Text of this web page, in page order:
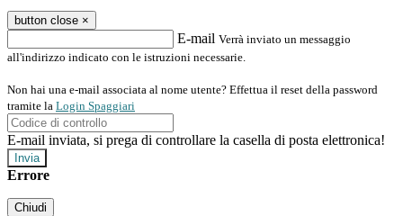
button close ×
E-mail Verrà inviato un messaggio
all'indirizzo indicato con le istruzioni necessarie.
Non hai una e-mail associata al nome utente? Effettua il reset della password
tramite la Login Spaggiari
E-mail inviata, si prega di controllare la casella di posta elettronica!
Errore
Chiudi